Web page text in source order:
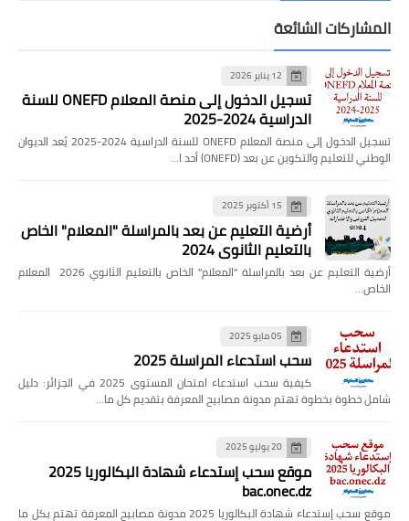
المشاركات الشائعة
12 يناير 2026
تسجيل الدخول إلى منصة المعلام ONEFD للسنة
الدراسية 2024-2025
تسجيل الدخول إلى منصة المعلام ONEFD للسنة الدراسية 2024-2025 يُعد الديوان
الوطني للتعليم والتكوين عن بعد (ONEFD) أحد ا…
15 أكتوبر 2025
أرضية التعليم عن بعد بالمراسلة "المعلام" الخاص
بالتعليم الثانوي 2024
أرضية التعليم عن بعد بالمراسلة "المعلام" الخاص بالتعليم الثانوي 2026 المعلام
الخاص…
05 مايو 2025
سحب استدعاء المراسلة 2025
كيفية سحب استدعاء امتحان المستوى 2025 في الجزائر: دليل
شامل خطوة بخطوة تهتم مدونة مصابيح المعرفة بتقديم كل ما…
20 يوليو 2025
موقع سحب إستدعاء شهادة البكالوريا 2025
bac.onec.dz
موقع سحب إستدعاء شهادة البكالوريا 2025 مدونة مصابيح المعرفة تهتم بكل ما